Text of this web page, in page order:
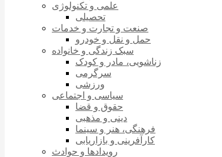
علمی و تکنولوژی
تحصیلی
صنعت و تجارت و خدمات
حمل و نقل و خودرو
سبک زندگی و خانواده
زناشویی، مادر و کودک
سرگرمی
ورزشی
سیاسی و اجتماعی
حقوق و قضا
دینی و مذهبی
فرهنگی، هنر و سینما
کارآفرینی و بازاریابی
رویدادها و حوادث